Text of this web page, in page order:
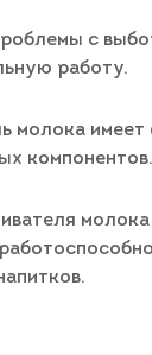
с
работу.
молока
компонентов.